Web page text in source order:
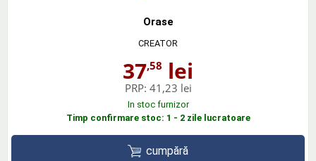
Orase
CREATOR
37,58 lei
PRP: 41,23 lei
In stoc furnizor
Timp confirmare stoc: 1 - 2 zile lucratoare
cumpără